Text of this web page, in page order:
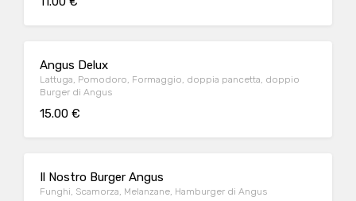
Angus Delux
Lattuga, Pomodoro, Formaggio, doppia pancetta, doppio
Burger di Angus
15.00 €
Il Nostro Burger Angus
Funghi, Scamorza, Melanzane, Hamburger di Angus